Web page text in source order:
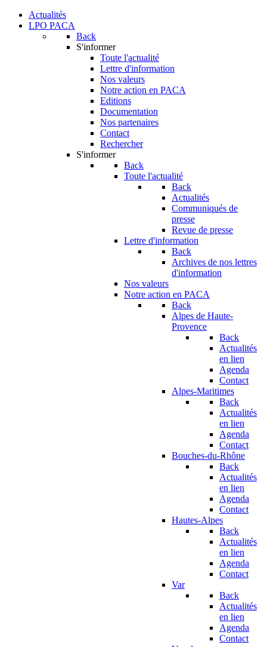
Actualités
LPO PACA
Back
S'informer
Toute l'actualité
Lettre d'information
Nos valeurs
Notre action en PACA
Editions
Documentation
Nos partenaires
Contact
Rechercher
S'informer
Back
Toute l'actualité
Back
Actualités
Communiqués de
presse
Revue de presse
Lettre d'information
Back
Archives de nos lettres
d'information
Nos valeurs
Notre action en PACA
Back
Alpes de Haute-
Provence
Back
Actualités
en lien
Agenda
Contact
Alpes-Maritimes
Back
Actualités
en lien
Agenda
Contact
Bouches-du-Rhône
Back
Actualités
en lien
Agenda
Contact
Hautes-Alpes
Back
Actualités
en lien
Agenda
Contact
Var
Back
Actualités
en lien
Agenda
Contact